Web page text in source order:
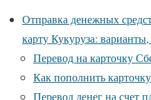
Отправка денежных
карту Кукуруза:
Перевод на карточку
Как пополнить
Перевод денег на счет